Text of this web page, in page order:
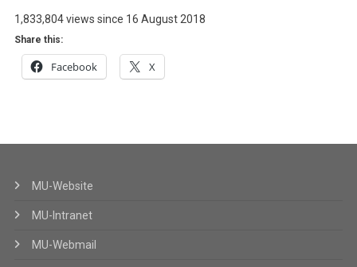
1,833,804 views since 16 August 2018
Share this:
Facebook X
MU-Website
MU-Intranet
MU-Webmail